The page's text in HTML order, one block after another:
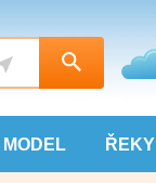
MODEL ŘEKY